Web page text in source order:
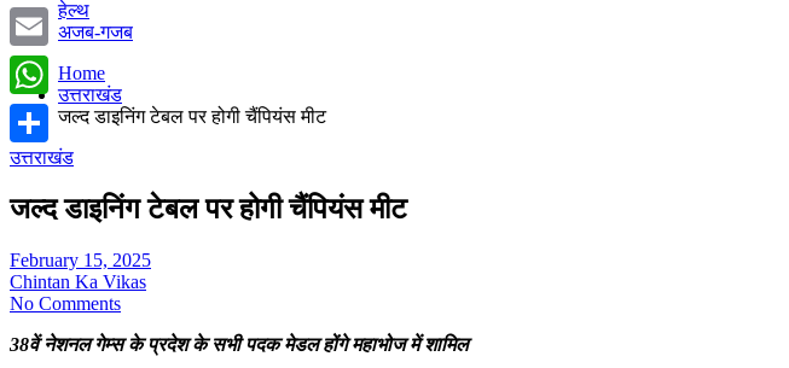
हेल्थ
अजब-गजब
Home
उत्तराखंड
जल्द डाइनिंग टेबल पर होगी चैंपियंस मीट
उत्तराखंड
जल्द डाइनिंग टेबल पर होगी चैंपियंस मीट
February 15, 2025
Chintan Ka Vikas
No Comments
38वें नेशनल गेम्स के प्रदेश के सभी पदक मेडल होंगे महाभोज में शामिल
Twitter
Email
WhatsApp
Share